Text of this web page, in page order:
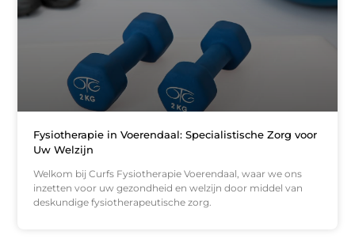
Fysiotherapie in Voerendaal: Specialistische Zorg voor
Uw Welzijn
Welkom bij Curfs Fysiotherapie Voerendaal, waar we ons
inzetten voor uw gezondheid en welzijn door middel van
deskundige fysiotherapeutische zorg.